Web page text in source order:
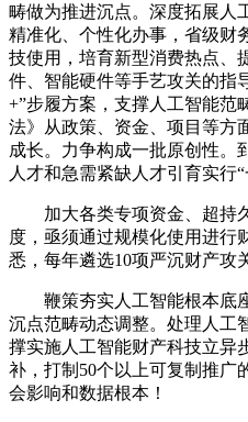
畴做为推进沉点。深度拓展人
精准化、个性化办事，省级财
技使用，培育新型消费热点、
件、智能硬件等手艺攻关的指
+”步履方案，支撑人工智能范
法》从政策、资金、项目等方
成长。力争构成一批原创性。
人才和急需紧缺人才引育实行“
加大各类专项资金、超持
度，亟须通过规模化使用进行
悉，每年遴选10项严沉财产攻
鞭策夯实人工智能根本底
沉点范畴动态调整。处理人工
撑实施人工智能财产科技立异
补，打制50个以上可复制推广
会影响和数据根本！